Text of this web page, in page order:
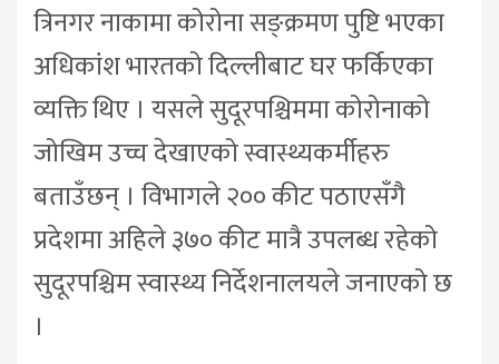
त्रिनगर नाकामा कोरोना सङ्क्रमण पुष्टि भएका
अधिकांश भारतको दिल्लीबाट घर फर्किएका
व्यक्ति थिए । यसले सुदूरपश्चिममा कोरोनाको
जोखिम उच्च देखाएको स्वास्थ्यकर्मीहरु
बताउँछन् । विभागले २०० कीट पठाएसँगै
प्रदेशमा अहिले ३७० कीट मात्रै उपलब्ध रहेको
सुदूरपश्चिम स्वास्थ्य निर्देशनालयले जनाएको छ
।